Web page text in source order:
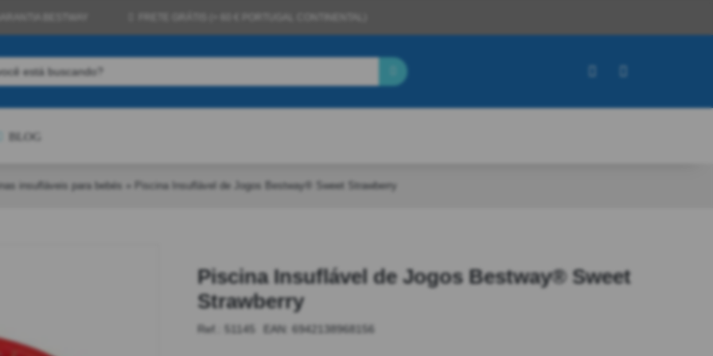
BLOG
insufláveis para bebés » Piscina Insuflável de Jogos Bestway® Sweet Strawberry
Piscina Insuflável de Jogos Bestway® Sweet
Strawberry
Ref.: 51145 EAN: 6942138968156